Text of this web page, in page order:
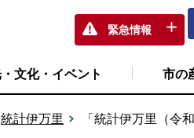
緊急情報
文化・イベント 市の
統計伊万里 「統計伊万里（令